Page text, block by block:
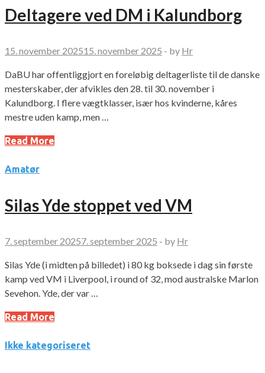
Deltagere ved DM i Kalundborg
15. november 202515. november 2025 - by Hr
DaBU har offentliggjort en foreløbig deltagerliste til de danske
mesterskaber, der afvikles den 28. til 30. november i
Kalundborg. I flere vægtklasser, især hos kvinderne, kåres
mestre uden kamp, men …
Read More
Amatør
Silas Yde stoppet ved VM
7. september 20257. september 2025 - by Hr
Silas Yde (i midten på billedet) i 80 kg boksede i dag sin første
kamp ved VM i Liverpool, i round of 32, mod australske Marlon
Sevehon. Yde, der var …
Read More
Ikke kategoriseret